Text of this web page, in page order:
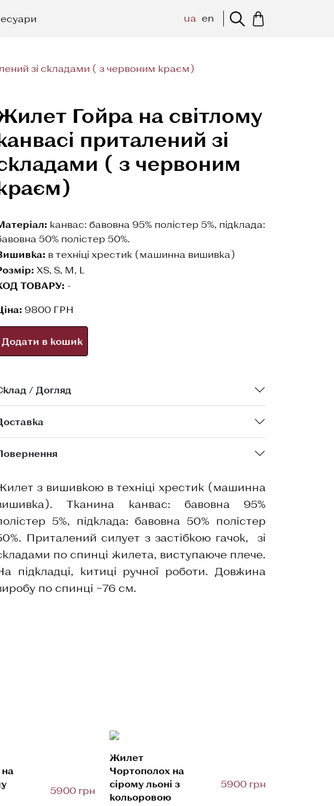
ua en
зі складами ( з червоним краєм)
Гойра на світлому
приталений зі
( з червоним
канвас: бавовна 95% полістер 5%, підклада:
50% полістер 50%.
в техніці хрестик (машинна вишивка)
XS, S, M, L
ТОВАРУ: -
9800 ГРН
Додати в кошик
/ Догляд
з вишивкою в техніці хрестик (машинна
Тканина канвас: бавовна 95%
5%, підклада: бавовна 50% полістер
Приталений силует з застібкою гачок, зі
по спинці жилета, виступаюче плече.
підкладці, китиці ручної роботи. Довжина
по спинці ~76 см.
5900 грн
Жилет
Чортополох на
сірому льоні з
кольоровою
5900 грн